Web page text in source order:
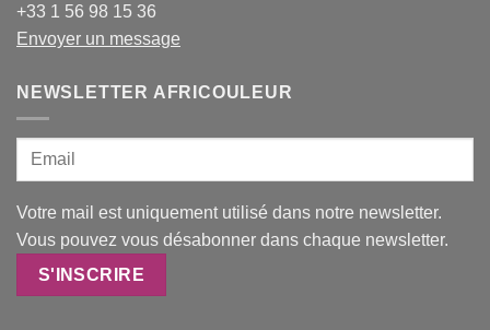
+33 1 56 98 15 36
Envoyer un message
NEWSLETTER AFRICOULEUR
Votre mail est uniquement utilisé dans notre newsletter.
Vous pouvez vous désabonner dans chaque newsletter.